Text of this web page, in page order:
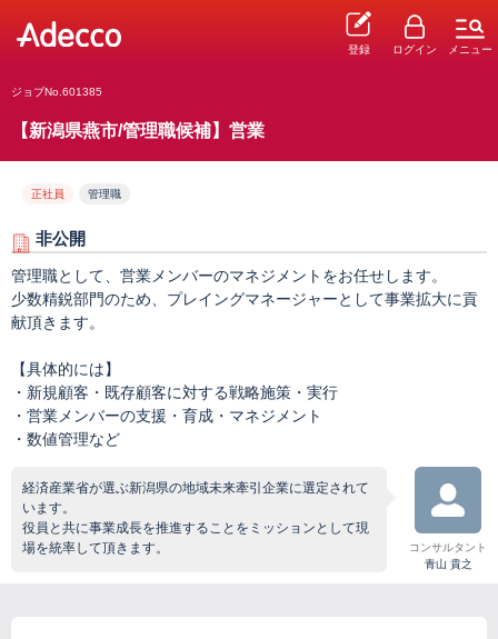
登録 ログイン メニュー
ジョブNo.601385
【新潟県燕市/管理職候補】営業
正社員 管理職
非公開
管理職として、営業メンバーのマネジメントをお任せします。
少数精鋭部門のため、プレイングマネージャーとして事業拡大に貢
献頂きます。
【具体的には】
・新規顧客・既存顧客に対する戦略施策・実行
・営業メンバーの支援・育成・マネジメント
・数値管理など
経済産業省が選ぶ新潟県の地域未来牽引企業に選定されて
います。
役員と共に事業成長を推進することをミッションとして現
場を統率して頂きます。
コンサルタント
青山 貴之